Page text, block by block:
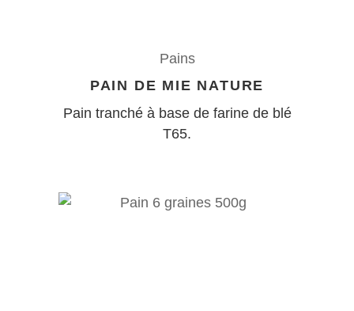
Pains
PAIN DE MIE NATURE
Pain tranché à base de farine de blé
T65.